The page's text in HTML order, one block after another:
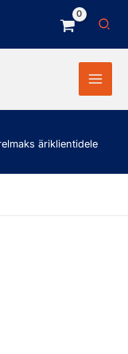
äriklientidele